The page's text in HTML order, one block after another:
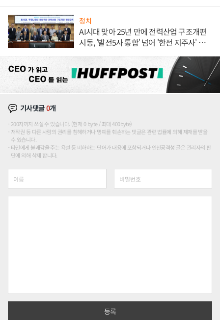
정치
AI시대 맞아 25년 만에 전력산업 구조개편
시동, '발전5사 통합' 넘어 '한전 지주사' 재편
기사댓글0개
200자까지 쓰실 수 있습니다. (현재 0 byte / 최대 400byte)
저작권 등 다른 사람의 권리를 침해하거나 명예를 훼손하는 댓글은 관련 법률에 의해 제재를 받을
수 있습니다.
타인에게 불쾌감을 주는 욕설 등 비하하는 단어가 내용에 포함되거나 인신공격성 글은 관리자의 판
단에 의해 삭제 합니다.